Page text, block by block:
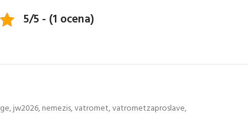
5/5 - (1 ocena)
,jw2026,nemezis,vatromet,vatrometzaproslave,